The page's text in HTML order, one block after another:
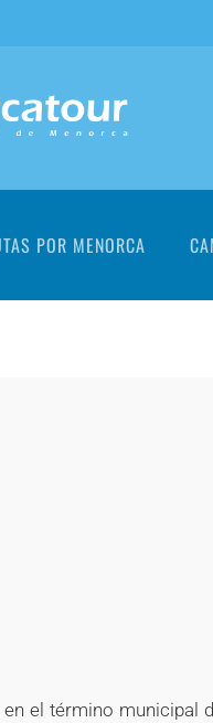
POR MENORCA
el término municipal